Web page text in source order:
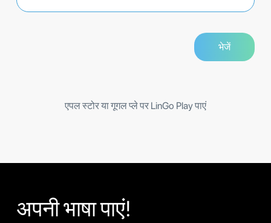
एपल स्टोर या गूगल प्ले पर LinGo Play पाएं
अपनी भाषा पाएं!